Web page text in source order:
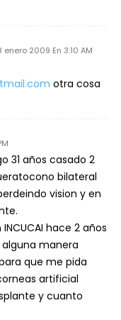
enero 2009 En 3:10 AM
otra cosa
31 años casado 2
bilateral
vision y en
hace 2 años
manera
que me pida
artificial
y cuanto